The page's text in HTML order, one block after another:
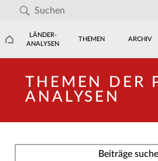
LÄNDER-
ANALYSEN
THEMEN ARCHIV
THEMEN DER
ANALYSEN
Beiträge